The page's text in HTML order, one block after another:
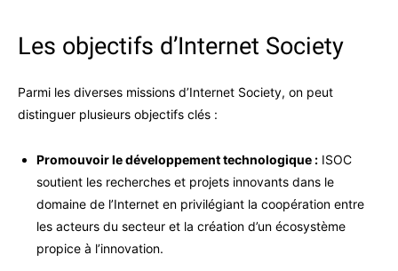
Les objectifs d’Internet Society
Parmi les diverses missions d’Internet Society, on peut
distinguer plusieurs objectifs clés :
Promouvoir le développement technologique : ISOC
soutient les recherches et projets innovants dans le
domaine de l’Internet en privilégiant la coopération entre
les acteurs du secteur et la création d’un écosystème
propice à l’innovation.